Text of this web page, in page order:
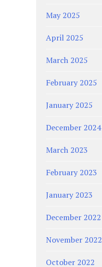
May 2025
April 2025
March 2025
February 2025
January 2025
December 2024
March 2023
February 2023
January 2023
December 2022
November 2022
October 2022